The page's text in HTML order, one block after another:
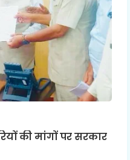
की मांगों पर सरकार